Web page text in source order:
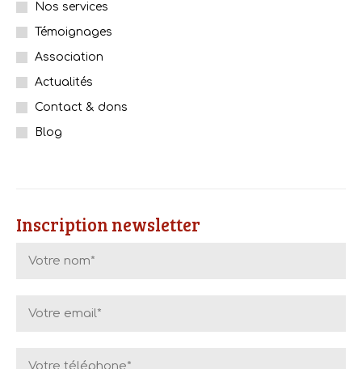
Nos services
Témoignages
Association
Actualités
Contact & dons
Blog
Inscription newsletter